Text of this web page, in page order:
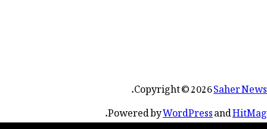
Copyright © 2026Saher News
.
Powered byWordPressandHitMag
.